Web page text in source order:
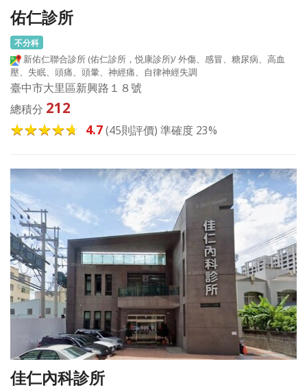
佑仁診所
不分科
新佑仁聯合診所 (佑仁診所，悦康診所)/ 外傷、感冒、糖尿病、高血
壓、失眠、頭痛、頭暈、神經痛、自律神經失調
臺中市大里區新興路１８號
總積分 212
4.7(45則評價) 準確度 23%
佳仁內科診所